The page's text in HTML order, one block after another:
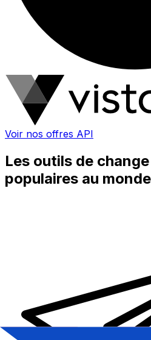
Voir nos offres API
Les outils de
populaires au monde